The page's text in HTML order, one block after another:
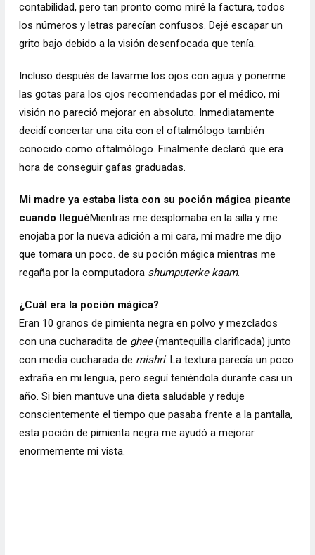
contabilidad, pero tan pronto como miré la factura, todos
los números y letras parecían confusos. Dejé escapar un
grito bajo debido a la visión desenfocada que tenía.
Incluso después de lavarme los ojos con agua y ponerme
las gotas para los ojos recomendadas por el médico, mi
visión no pareció mejorar en absoluto. Inmediatamente
decidí concertar una cita con el oftalmólogo también
conocido como oftalmólogo. Finalmente declaró que era
hora de conseguir gafas graduadas.
Mi madre ya estaba lista con su poción mágica picante
cuando lleguéMientras me desplomaba en la silla y me
enojaba por la nueva adición a mi cara, mi madre me dijo
que tomara un poco. de su poción mágica mientras me
regaña por la computadora shumputerke kaam.
¿Cuál era la poción mágica?
Eran 10 granos de pimienta negra en polvo y mezclados
con una cucharadita de ghee(mantequilla clarificada) junto
con media cucharada de mishri. La textura parecía un poco
extraña en mi lengua, pero seguí teniéndola durante casi un
año. Si bien mantuve una dieta saludable y reduje
conscientemente el tiempo que pasaba frente a la pantalla,
esta poción de pimienta negra me ayudó a mejorar
enormemente mi vista.